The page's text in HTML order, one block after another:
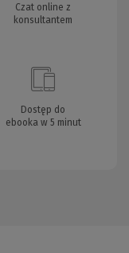
Czat online z
konsultantem
Dostęp do
ebooka w 5 minut